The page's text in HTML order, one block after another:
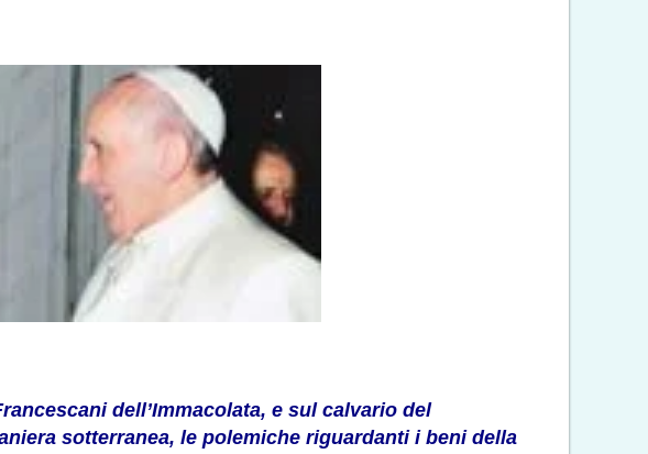
dell’Immacolata, e sul calvario del
sotterranea, le polemiche riguardanti i beni della